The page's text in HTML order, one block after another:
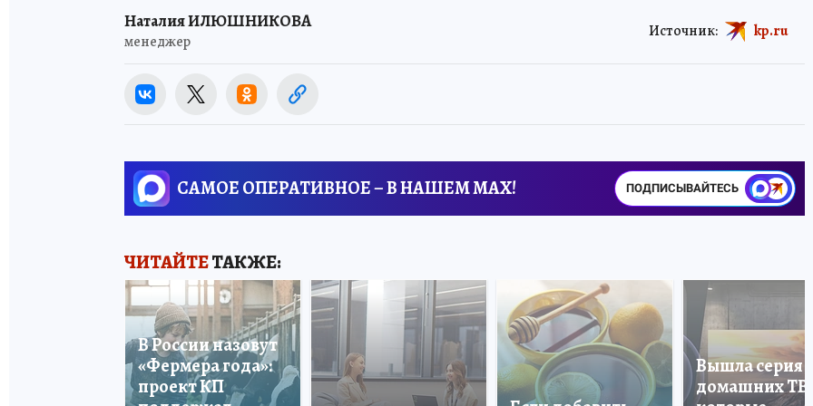
Наталия ИЛЮШНИКОВА
менеджер
Источник: kp.ru
САМОЕ ОПЕРАТИВНОЕ – В НАШЕМ MAX! ПОДПИСЫВАЙТЕСЬ
ЧИТАЙТЕТАКЖЕ:
В России назовут
«Фермера года»:
проект КП
Вышла серия
домашних ТВ,